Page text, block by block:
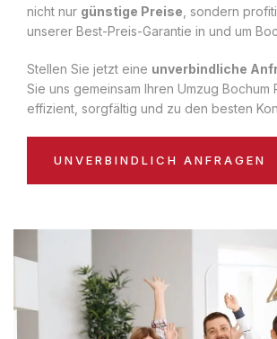
nicht nur günstige Preise , sondern
unserer Best-Preis-Garantie in und um
Stellen Sie jetzt eine unverbindliche
Sie uns gemeinsam Ihren Umzug Bochum
effizient, sorgfältig und zu den besten
UNVERBINDLICH ANFRAGEN